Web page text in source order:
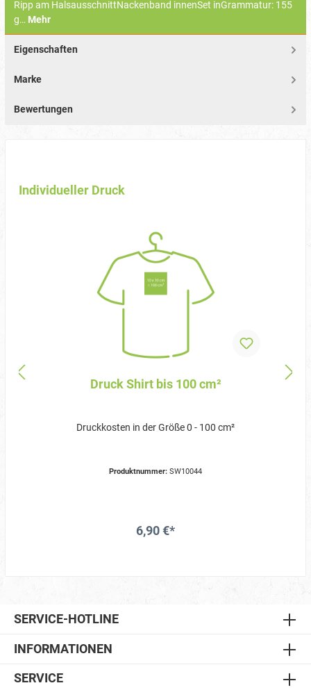
Ripp am HalsausschnittNackenband innenSet inGrammatur: 155
g… Mehr
Eigenschaften
Marke
Bewertungen
Individueller Druck
Druck Shirt bis 100 cm²
Druckkosten in der Größe 0 - 100 cm²
Produktnummer: SW10044
6,90 €*
SERVICE-HOTLINE
INFORMATIONEN
SERVICE